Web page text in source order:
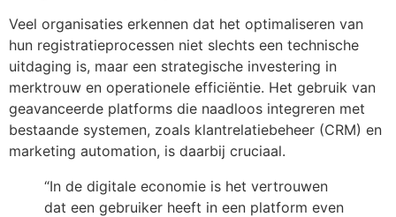
Veel organisaties erkennen dat het optimaliseren van
hun registratieprocessen niet slechts een technische
uitdaging is, maar een strategische investering in
merktrouw en operationele efficiëntie. Het gebruik van
geavanceerde platforms die naadloos integreren met
bestaande systemen, zoals klantrelatiebeheer (CRM) en
marketing automation, is daarbij cruciaal.
“In de digitale economie is het vertrouwen
dat een gebruiker heeft in een platform even